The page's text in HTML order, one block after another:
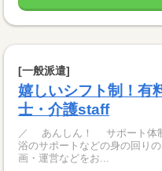
[一般派遣]
嬉しいシフト制！有
士・介護staff
／ あんしん！ サポート体制充実！ ＼ 介護施
浴のサポートなどの身の回り
画・運営などをお...